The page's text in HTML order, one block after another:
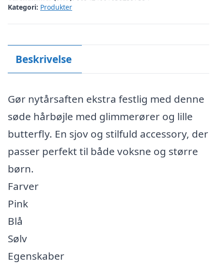
Kategori: Produkter
Beskrivelse
Gør nytårsaften ekstra festlig med denne
søde hårbøjle med glimmerører og lille
butterfly. En sjov og stilfuld accessory, der
passer perfekt til både voksne og større
børn.
Farver
Pink
Blå
Sølv
Egenskaber